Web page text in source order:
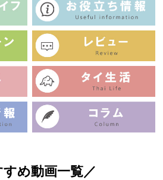
すめ動画一覧／